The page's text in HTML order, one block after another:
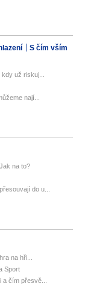
S čím vším
už riskuj...
nají...
na to?
do u...
na hři...
Sport
čím přesvě...